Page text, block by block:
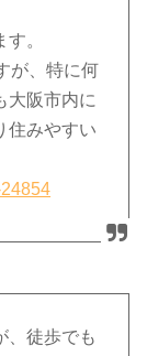
。
が、特に何
大阪市内に
住みやすい
、徒歩でも